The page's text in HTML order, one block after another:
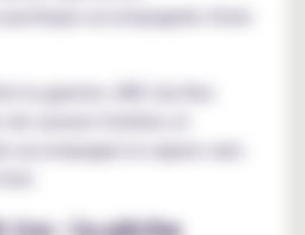
accompagnée d'une
la gamme JNR Lila Kiss
accompagne la vapeur sans